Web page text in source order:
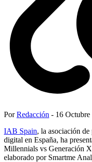
PorRedacción - 16 Octubre
IAB Spain, la asociación
digital en España, ha
Millennials vs Generación
elaborado por Smartme